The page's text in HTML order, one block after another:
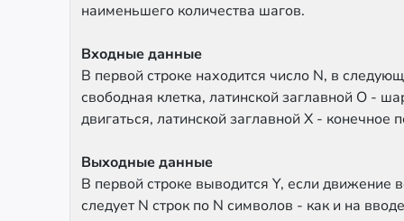
наименьшего количества шагов.
Входные данные
В первой строке находится число N, в
свободная клетка, латинской заглавной O -
двигаться, латинской заглавной X -
Выходные данные
В первой строке выводится Y, если
следует N строк по N символов - как и на